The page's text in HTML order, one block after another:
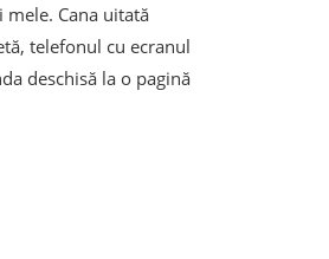
mele. Cana uitată
telefonul cu ecranul
deschisă la o pagină